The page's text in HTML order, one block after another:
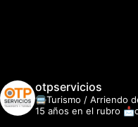
otpservicios
🚍Turismo / Arriendo
15 años en el rubro